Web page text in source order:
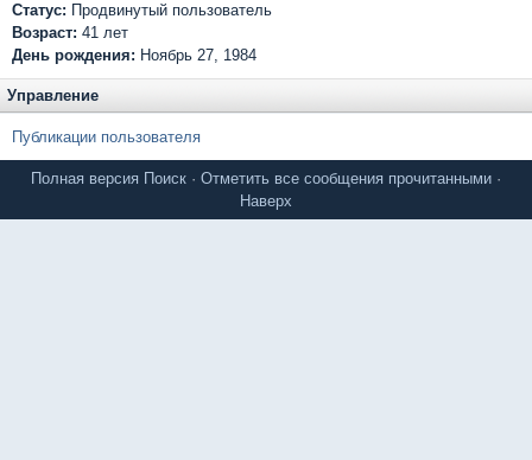
Статус: Продвинутый пользователь
Возраст: 41 лет
День рождения: Ноябрь 27, 1984
Управление
Публикации пользователя
Полная версия Поиск · Отметить все сообщения прочитанными ·
Наверх